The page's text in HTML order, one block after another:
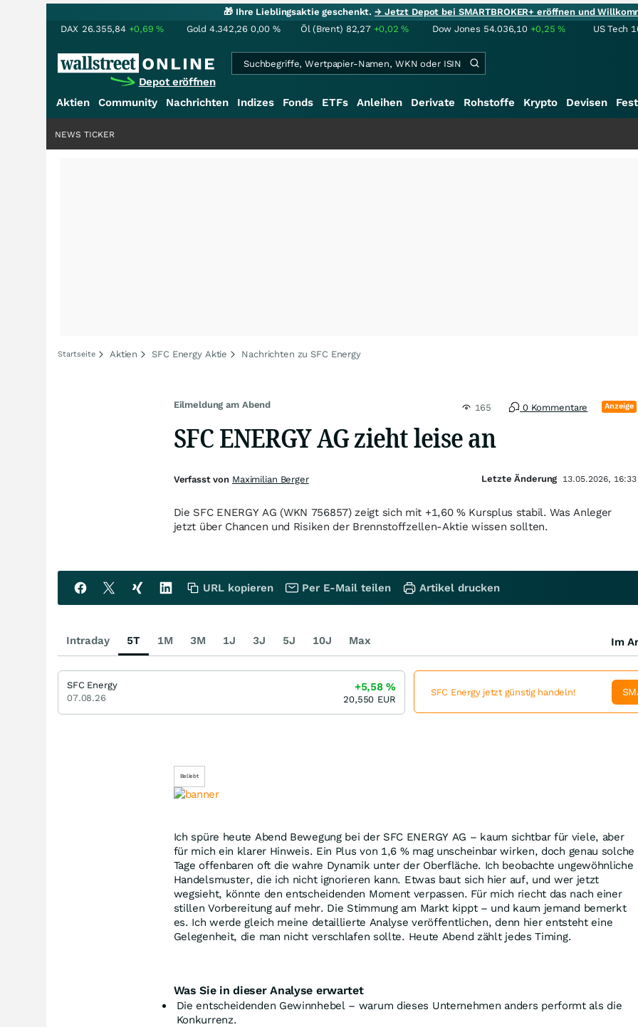
🎁 Ihre Lieblingsaktie geschenkt.→ Jetzt Depot bei SMARTBROKER+ eröffnen und
DAX 26.355,84 +0,69% Gold 4.342,26 0,00 % Öl (Brent) 82,27 +0,02% Dow Jones 54.036,10 +0,25% US Tech
Depot eröffnen
Aktien Community Nachrichten Indizes Fonds ETFs Anleihen Derivate Rohstoffe Krypto Devisen
NEWS TICKER
Startseite Aktien SFC Energy Aktie Nachrichten zu SFC Energy
Eilmeldung am Abend 165 0 Kommentare Anzeige
SFC ENERGY AG zieht leise an
Die SFC ENERGY AG (WKN 756857) zeigt sich mit +1,60 % Kursplus stabil. Was Anleger
jetzt über Chancen und Risiken der Brennstoffzellen-Aktie wissen sollten.
Beliebt
Ich spüre heute Abend Bewegung bei der SFC ENERGY AG – kaum sichtbar für viele, aber
für mich ein klarer Hinweis. Ein Plus von 1,6 % mag unscheinbar wirken, doch genau solche
Tage offenbaren oft die wahre Dynamik unter der Oberfläche. Ich beobachte ungewöhnliche
Handelsmuster, die ich nicht ignorieren kann. Etwas baut sich hier auf, und wer jetzt
wegsieht, könnte den entscheidenden Moment verpassen. Für mich riecht das nach einer
stillen Vorbereitung auf mehr. Die Stimmung am Markt kippt – und kaum jemand bemerkt
es. Ich werde gleich meine detaillierte Analyse veröffentlichen, denn hier entsteht eine
Gelegenheit, die man nicht verschlafen sollte. Heute Abend zählt jedes Timing.
Was Sie in dieser Analyse erwartet
Die entscheidenden Gewinnhebel – warum dieses Unternehmen anders performt als die
Konkurrenz.
Verfasst von Maximilian Berger Letzte Änderung 13.05.2026, 16:33
URL kopieren Per E-Mail teilen Artikel drucken
Intraday 5T 1M 3M 1J 3J 5J 10J Max Im
SFC Energy
07.08.26
+5,58%
20,550 EUR
SFC Energy jetzt günstig handeln!